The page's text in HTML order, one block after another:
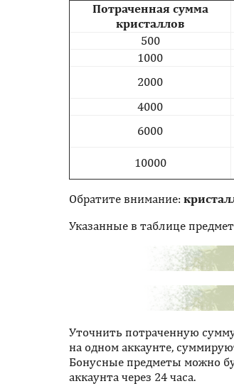
Потраченная сумма
кристаллов
500
1000
2000
4000
6000
10000
Обратите внимание:
Указанные в таблице
Уточнить потраченную
на одном аккаунте,
Бонусные предметы можно
аккаунта через 24 часа.